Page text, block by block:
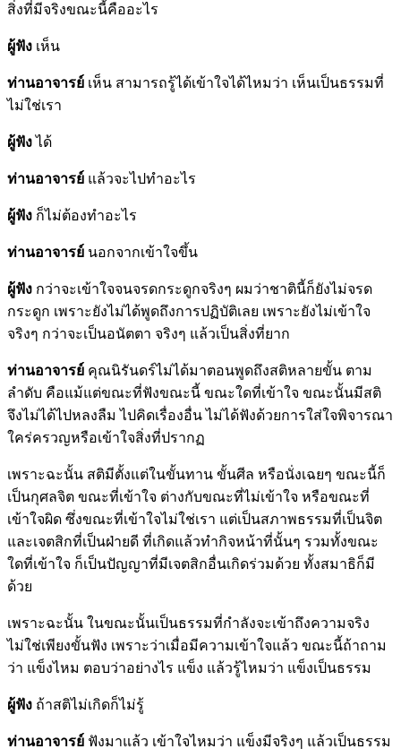
สิ่งที่มีจริงขณะนี้คืออะไร
ผู้ฟัง เห็น
ท่านอาจารย์ เห็น สามารถรู้ได้เข้าใจได้ไหมว่า เห็นเป็นธรรมที่
ไม่ใช่เรา
ผู้ฟังได้
ท่านอาจารย์ แล้วจะไปทำอะไร
ผู้ฟัง ก็ไม่ต้องทำอะไร
ท่านอาจารย์ นอกจากเข้าใจขึ้น
ผู้ฟัง กว่าจะเข้าใจจนจรดกระดูกจริงๆ ผมว่าชาตินี้ก็ยังไม่จรด
กระดูก เพราะยังไม่ได้พูดถึงการปฏิบัติเลย เพราะยังไม่เข้าใจ
จริงๆ กว่าจะเป็นอนัตตา จริงๆ แล้วเป็นสิ่งที่ยาก
ท่านอาจารย์ คุณนิรันดร์ไม่ได้มาตอนพูดถึงสติหลายขั้น ตาม
ลำดับ คือแม้แต่ขณะที่ฟังขณะนี้ ขณะใดที่เข้าใจ ขณะนั้นมีสติ
จึงไม่ได้ไปหลงลืม ไปคิดเรื่องอื่น ไม่ได้ฟังด้วยการใส่ใจพิจารณา
ใคร่ครวญหรือเข้าใจสิ่งที่ปรากฏ
เพราะฉะนั้น สติมีตั้งแต่ในขั้นทาน ขั้นศีล หรือนั่งเฉยๆ ขณะนี้ก็
เป็นกุศลจิต ขณะที่เข้าใจ ต่างกับขณะที่ไม่เข้าใจ หรือขณะที่
เข้าใจผิด ซึ่งขณะที่เข้าใจไม่ใช่เรา แต่เป็นสภาพธรรมที่เป็นจิต
และเจตสิกที่เป็นฝ่ายดี ที่เกิดแล้วทำกิจหน้าที่นั้นๆ รวมทั้งขณะ
ใดที่เข้าใจ ก็เป็นปัญญาที่มีเจตสิกอื่นเกิดร่วมด้วย ทั้งสมาธิก็มี
ด้วย
เพราะฉะนั้น ในขณะนั้นเป็นธรรมที่กำลังจะเข้าถึงความจริง
ไม่ใช่เพียงขั้นฟัง เพราะว่าเมื่อมีความเข้าใจแล้ว ขณะนี้ถ้าถาม
ว่า แข็งไหม ตอบว่าอย่างไร แข็ง แล้วรู้ไหมว่า แข็งเป็นธรรม
ผู้ฟัง ถ้าสติไม่เกิดก็ไม่รู้
ท่านอาจารย์ ฟังมาแล้ว เข้าใจไหมว่า แข็งมีจริงๆ แล้วเป็นธรรม